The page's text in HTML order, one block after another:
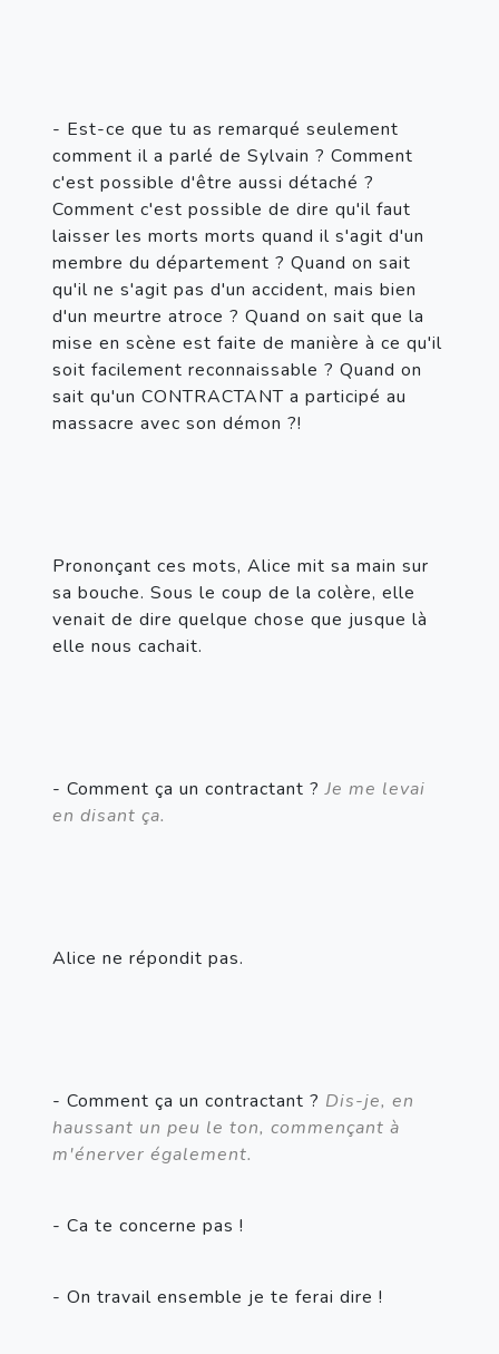
- Est-ce que tu as remarqué seulement
comment il a parlé de Sylvain ? Comment
c'est possible d'être aussi détaché ?
Comment c'est possible de dire qu'il faut
laisser les morts morts quand il s'agit d'un
membre du département ? Quand on sait
qu'il ne s'agit pas d'un accident, mais bien
d'un meurtre atroce ? Quand on sait que la
mise en scène est faite de manière à ce qu'il
soit facilement reconnaissable ? Quand on
sait qu'un CONTRACTANT a participé au
massacre avec son démon ?!
Prononçant ces mots, Alice mit sa main sur
sa bouche. Sous le coup de la colère, elle
venait de dire quelque chose que jusque là
elle nous cachait.
- Comment ça un contractant ? Je me levai
en disant ça.
Alice ne répondit pas.
- Comment ça un contractant ? Dis-je, en
haussant un peu le ton, commençant à
m'énerver également.
- Ca te concerne pas !
- On travail ensemble je te ferai dire !